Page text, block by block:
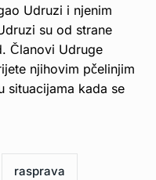
Udruzi i njenim
su od strane
Članovi Udruge
njihovim pčelinjim
situacijama kada se
rasprava